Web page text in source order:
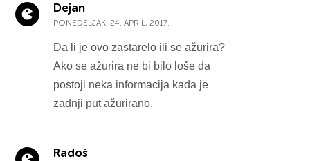
Dejan
PONEDELJAK, 24. APRIL, 2017.
Da li je ovo zastarelo ili se ažurira?
Ako se ažurira ne bi bilo loše da
postoji neka informacija kada je
zadnji put ažurirano.
Radoš